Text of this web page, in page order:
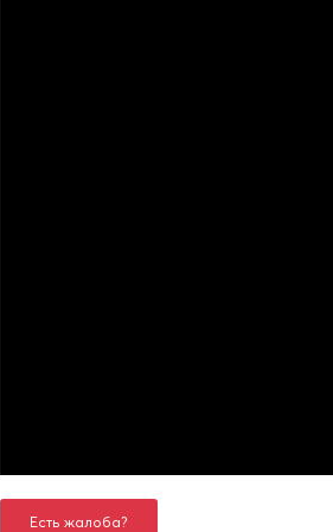
Есть жалоба?